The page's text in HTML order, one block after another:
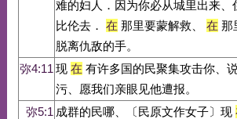
难的妇人．因为你必从城里出来、
比伦去． 在 那里要蒙解救、 在 那
脱离仇敌的手。
弥4:11 现 在 有许多国的民聚集攻击你、
污、愿我们亲眼见他遭报。
弥5:1 成群的民哪、〔民原文作女子〕现